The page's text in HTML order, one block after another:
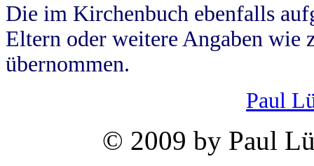
Die im Kirchenbuch ebenfalls
Eltern oder weitere Angaben wie
übernommen.
Paul
© 2009 by Paul